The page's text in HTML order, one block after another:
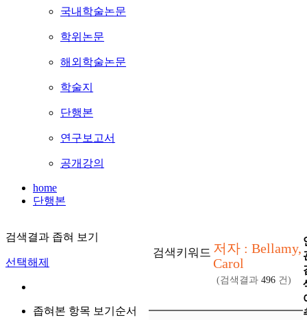
국내학술논문
학위논문
해외학술논문
학술지
단행본
연구보고서
공개강의
home
단행본
검색결과 좁혀 보기
선택해제
좁혀본 항목 보기순서
검색키워드 저자 : Bellamy,
Carol
(검색결과 496 건)